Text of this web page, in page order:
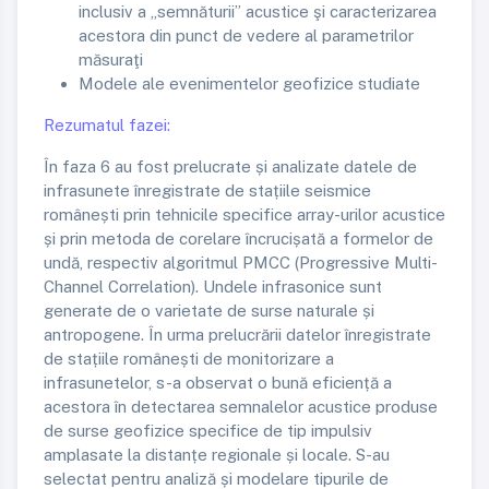
inclusiv a „semnăturii” acustice şi caracterizarea
acestora din punct de vedere al parametrilor
măsuraţi
Modele ale evenimentelor geofizice studiate
Rezumatul fazei:
În faza 6 au fost prelucrate și analizate datele de
infrasunete înregistrate de stațiile seismice
românești prin tehnicile specifice array-urilor acustice
și prin metoda de corelare încrucișată a formelor de
undă, respectiv algoritmul PMCC (Progressive Multi-
Channel Correlation). Undele infrasonice sunt
generate de o varietate de surse naturale și
antropogene. În urma prelucrării datelor înregistrate
de stațiile românești de monitorizare a
infrasunetelor, s-a observat o bună eficiență a
acestora în detectarea semnalelor acustice produse
de surse geofizice specifice de tip impulsiv
amplasate la distanțe regionale și locale. S-au
selectat pentru analiză și modelare tipurile de